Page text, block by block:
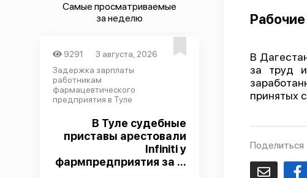
Самые просматриваемые
за неделю
9291
3 августа, 2026
Задержка зарплаты
работникам
фармацевтического
предприятия в Туле
В Туле судебные
приставы арестовали
Infiniti у
фармпредприятия за ...
В
за труд
принятых
Поделиться
Email